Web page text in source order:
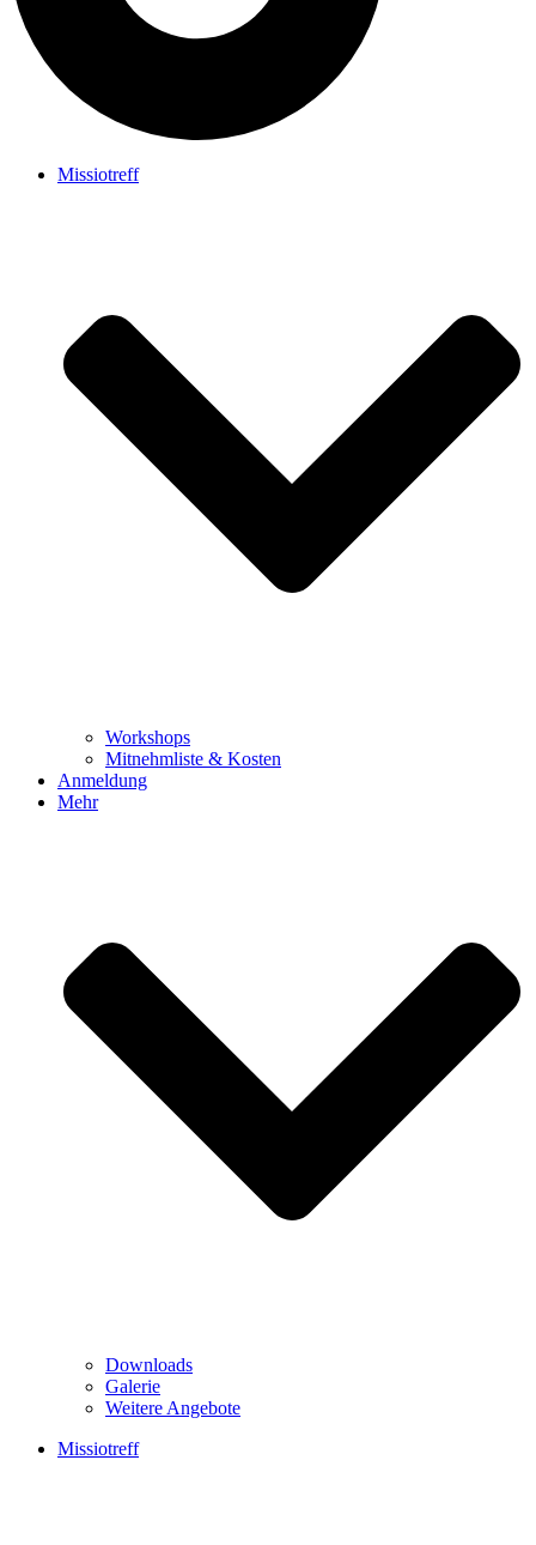
Missiotreff
Workshops
Mitnehmliste & Kosten
Anmeldung
Mehr
Downloads
Galerie
Weitere Angebote
Missiotreff